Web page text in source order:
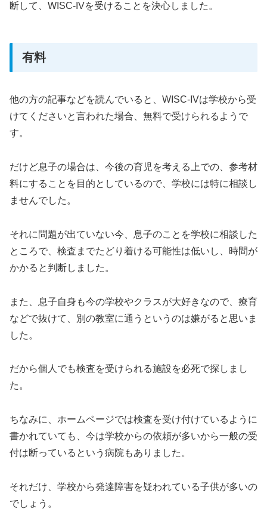
断して、WISC-IVを受けることを決心しました。
有料
他の方の記事などを読んでいると、WISC-IVは学校から受
けてくださいと言われた場合、無料で受けられるようで
す。
だけど息子の場合は、今後の育児を考える上での、参考材
料にすることを目的としているので、学校には特に相談し
ませんでした。
それに問題が出ていない今、息子のことを学校に相談した
ところで、検査までたどり着ける可能性は低いし、時間が
かかると判断しました。
また、息子自身も今の学校やクラスが大好きなので、療育
などで抜けて、別の教室に通うというのは嫌がると思いま
した。
だから個人でも検査を受けられる施設を必死で探しまし
た。
ちなみに、ホームページでは検査を受け付けているように
書かれていても、今は学校からの依頼が多いから一般の受
付は断っているという病院もありました。
それだけ、学校から発達障害を疑われている子供が多いの
でしょう。